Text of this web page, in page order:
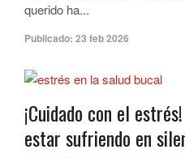
querido ha...
Publicado: 23 feb 2026
¡Cuidado con el
estar sufriendo en